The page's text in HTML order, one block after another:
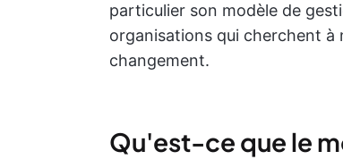
particulier son modèle de
organisations qui cherchent
changement.
Qu'est-ce que le